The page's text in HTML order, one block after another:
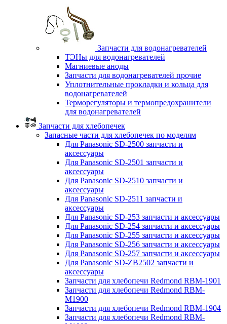
Запчасти для водонагревателей
ТЭНы для водонагревателей
Магниевые аноды
Запчасти для водонагревателей прочие
Уплотнительные прокладки и кольца для
водонагревателей
Терморегуляторы и термопредохранители
для водонагревателей
Запчасти для хлебопечек
Запасные части для хлебопечек по моделям
Для Panasonic SD-2500 запчасти и
аксессуары
Для Panasonic SD-2501 запчасти и
аксессуары
Для Panasonic SD-2510 запчасти и
аксессуары
Для Panasonic SD-2511 запчасти и
аксессуары
Для Panasonic SD-253 запчасти и аксессуары
Для Panasonic SD-254 запчасти и аксессуары
Для Panasonic SD-255 запчасти и аксессуары
Для Panasonic SD-256 запчасти и аксессуары
Для Panasonic SD-257 запчасти и аксессуары
Для Panasonic SD-ZB2502 запчасти и
аксессуары
Запчасти для хлебопечи Redmond RBM-1901
Запчасти для хлебопечи Redmond RBM-
M1900
Запчасти для хлебопечи Redmond RBM-1904
Запчасти для хлебопечи Redmond RBM-